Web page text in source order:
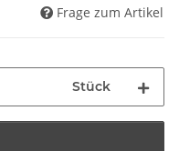
Frage zum Artikel
Stück